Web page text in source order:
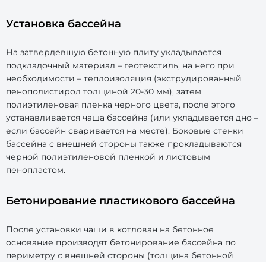
Установка бассейна
На затвердевшую бетонную плиту укладывается
подкладочный материал – геотекстиль, на него при
необходимости – теплоизоляция (экструдированный
пенополистирол толщиной 20-30 мм), затем
полиэтиленовая пленка черного цвета, после этого
устанавливается чаша бассейна (или укладывается дно –
если бассейн сваривается на месте). Боковые стенки
бассейна с внешней стороны также прокладываются
черной полиэтиленовой пленкой и листовым
пенопластом.
Бетонирование пластикового бассейна
После установки чаши в котлован на бетонное
основание производят бетонирование бассейна по
периметру с внешней стороны (толщина бетонной